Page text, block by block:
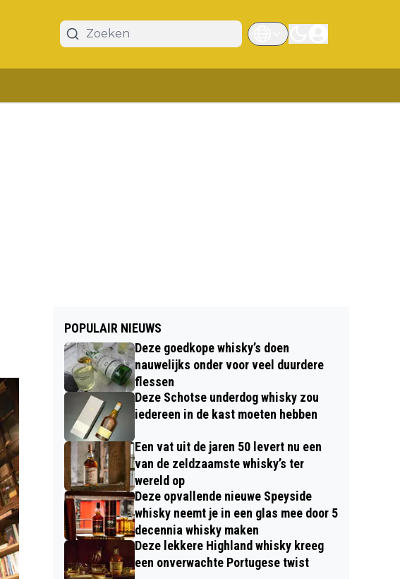
POPULAIR NIEUWS
Deze goedkope whisky’s doen
nauwelijks onder voor veel duurdere
flessen
Deze Schotse underdog whisky zou
iedereen in de kast moeten hebben
Een vat uit de jaren 50 levert nu een
van de zeldzaamste whisky’s ter
wereld op
Deze opvallende nieuwe Speyside
whisky neemt je in een glas mee door 5
decennia whisky maken
Deze lekkere Highland whisky kreeg
een onverwachte Portugese twist